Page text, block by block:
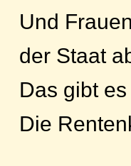
Und
der Staat
Das gibt
Die